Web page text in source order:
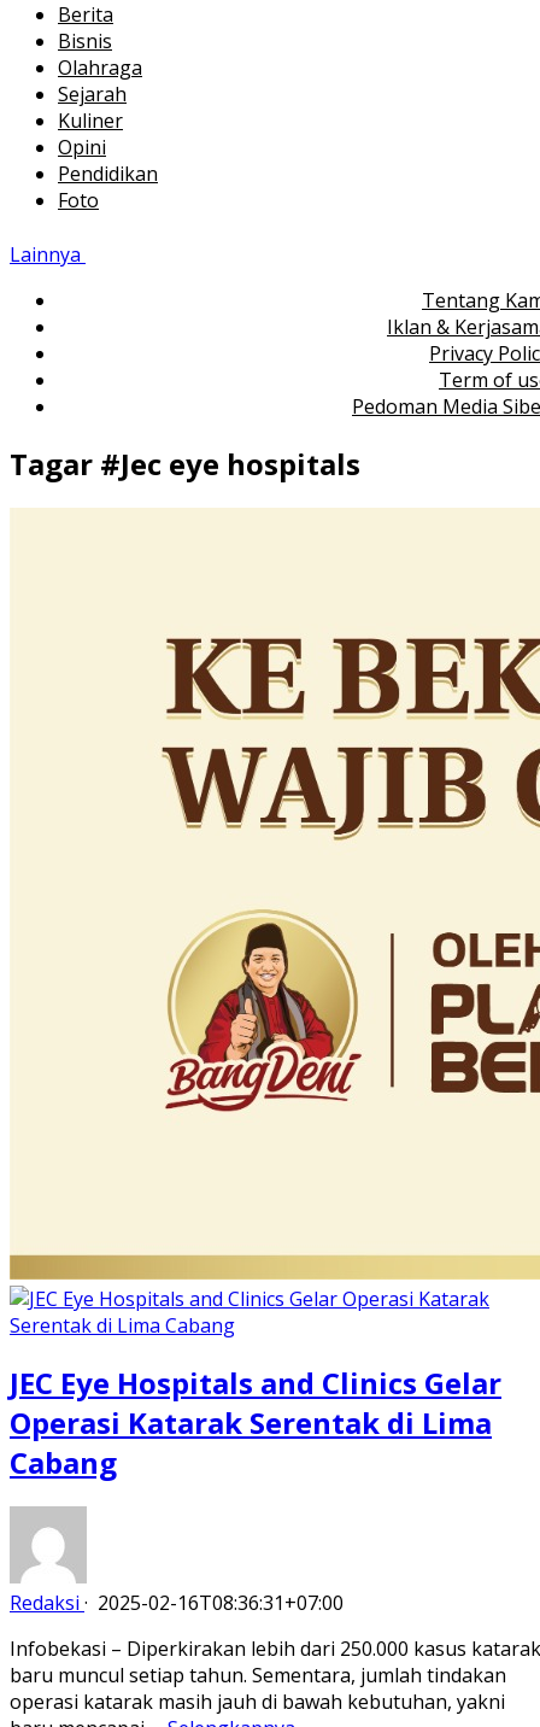
Berita
Bisnis
Olahraga
Sejarah
Kuliner
Opini
Pendidikan
Foto
Lainnya
Tentang
Iklan &
Privacy
Term of
Pedoman Media
Tagar #Jec eye hospitals
JEC Eye Hospitals and Clinics Gelar
Operasi Katarak Serentak di Lima
Cabang
Redaksi · 2025-02-16T08:36:31+07:00
Infobekasi – Diperkirakan lebih dari 250.000 kasus katarak
baru muncul setiap tahun. Sementara, jumlah tindakan
operasi katarak masih jauh di bawah kebutuhan, yakni